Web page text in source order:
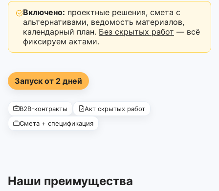
Включено: проектные решения, смета с
альтернативами, ведомость материалов,
календарный план. Без скрытых работ — всё
фиксируем актами.
Запуск от 2 дней
B2B-контракты
Акт скрытых работ
Смета + спецификация
Наши преимущества